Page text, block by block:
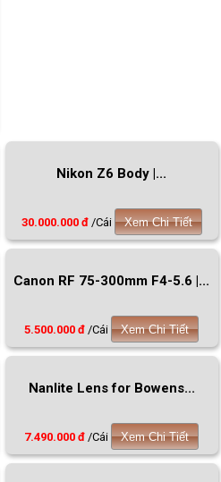
Nikon Z6 Body |...
30.000.000 đ /Cái Xem Chi Tiết
Canon RF 75-300mm F4-5.6 |...
5.500.000 đ /Cái Xem Chi Tiết
Nanlite Lens for Bowens...
7.490.000 đ /Cái Xem Chi Tiết